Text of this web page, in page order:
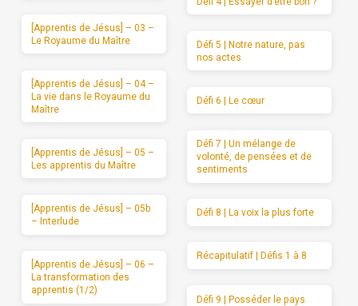
[Apprentis de Jésus] – 03 –
Le Royaume du Maître
[Apprentis de Jésus] – 04 –
La vie dans le Royaume du
Maître
[Apprentis de Jésus] – 05 –
Les apprentis du Maître
[Apprentis de Jésus] – 05b
– Interlude
[Apprentis de Jésus] – 06 –
La transformation des
apprentis (1/2)
Défi 5 | Notre nature, pas
nos actes
Défi 6 | Le cœur
Défi 7 | Un mélange de
volonté, de pensées et de
sentiments
Défi 8 | La voix la plus forte
Récapitulatif | Défis 1 à 8
Défi 9 | Posséder le pays